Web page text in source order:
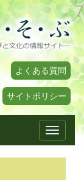
よくある質問
サイトポリシー
Toggle